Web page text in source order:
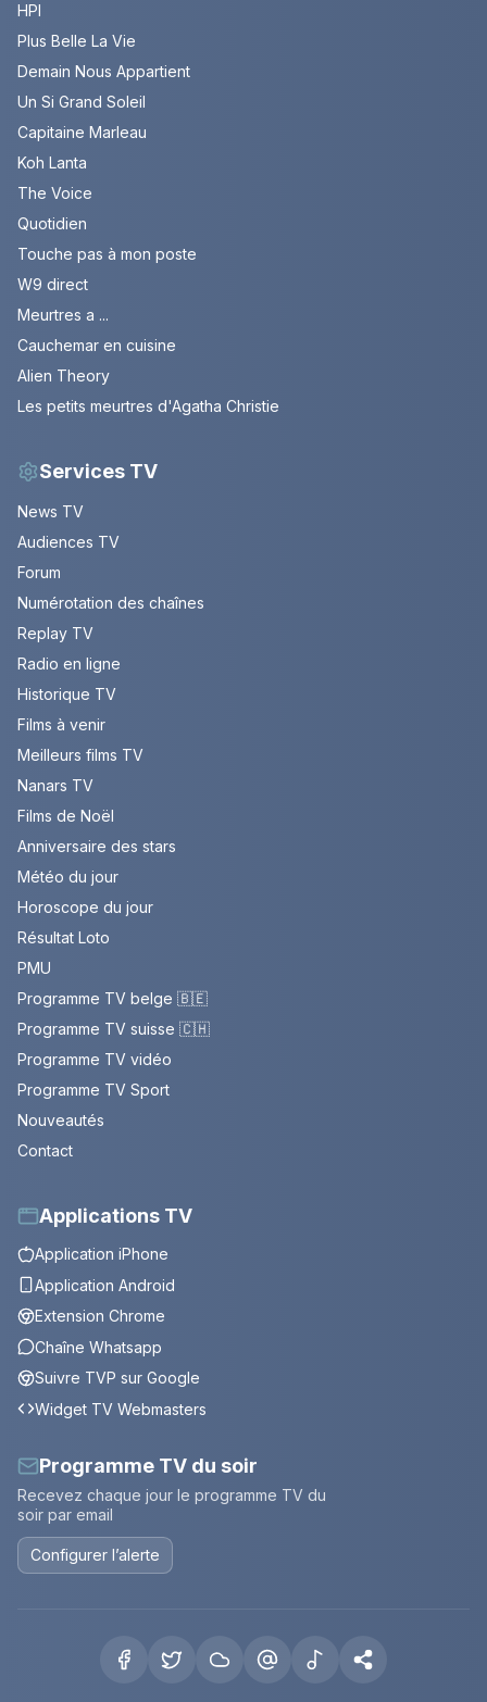
HPI
Plus Belle La Vie
Demain Nous Appartient
Un Si Grand Soleil
Capitaine Marleau
Koh Lanta
The Voice
Quotidien
Touche pas à mon poste
W9 direct
Meurtres a ...
Cauchemar en cuisine
Alien Theory
Les petits meurtres d'Agatha Christie
Services TV
News TV
Audiences TV
Forum
Numérotation des chaînes
Replay TV
Radio en ligne
Historique TV
Films à venir
Meilleurs films TV
Nanars TV
Films de Noël
Anniversaire des stars
Météo du jour
Horoscope du jour
Résultat Loto
PMU
Programme TV belge 🇧🇪
Programme TV suisse 🇨🇭
Programme TV vidéo
Programme TV Sport
Nouveautés
Contact
Applications TV
Application iPhone
Application Android
Extension Chrome
Chaîne Whatsapp
Suivre TVP sur Google
Widget TV Webmasters
Programme TV du soir
Recevez chaque jour le programme TV du
soir par email
Configurer l’alerte